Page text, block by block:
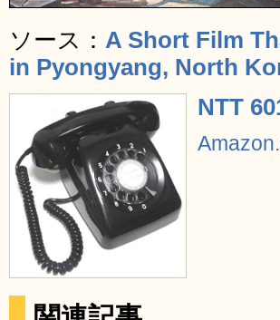
ソース： A Short Film
in Pyongyang, North
NTT